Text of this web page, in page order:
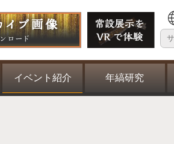
イベント紹介 年縞研究